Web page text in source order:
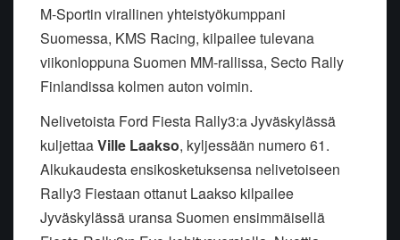
M-Sportin virallinen yhteistyökumppani
Suomessa, KMS Racing, kilpailee tulevana
viikonloppuna Suomen MM-rallissa, Secto Rally
Finlandissa kolmen auton voimin.
Nelivetoista Ford Fiesta Rally3:a Jyväskylässä
kuljettaaVille Laakso, kyljessään numero 61.
Alkukaudesta ensikosketuksensa nelivetoiseen
Rally3 Fiestaan ottanut Laakso kilpailee
Jyväskylässä uransa Suomen ensimmäisellä